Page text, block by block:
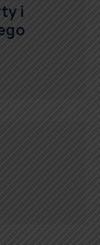
i